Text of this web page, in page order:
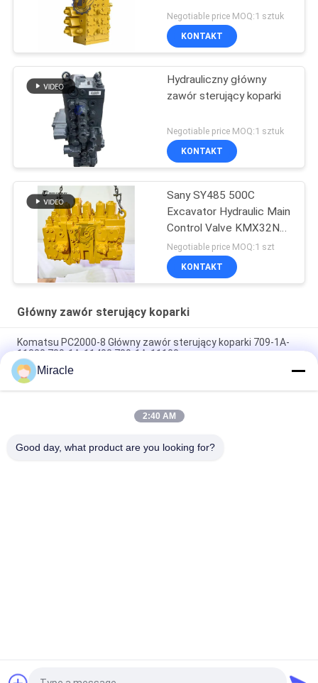
Negotiable price MOQ:1 sztuk
KONTAKT
Hydrauliczny główny
zawór sterujący koparki
Negotiable price MOQ:1 sztuk
KONTAKT
Sany SY485 500C
Excavator Hydraulic Main
Control Valve KMX32NA
High Quality
Negotiable price MOQ:1 szt
KONTAKT
Główny zawór sterujący koparki
Komatsu PC2000-8 Główny zawór sterujący koparki 709-1A-
11300 709-1A-11400 709-1A-11100
PC160LC-7 PC160-7 Wynęgarka z zawórami sterującymi
Komatsu, 723-57-16100 Główne części wykopalni
VOE14541591 Główny zawór sterujący koparki dla Volvo
Miracle
2:40 AM
Good day, what product are you looking for?